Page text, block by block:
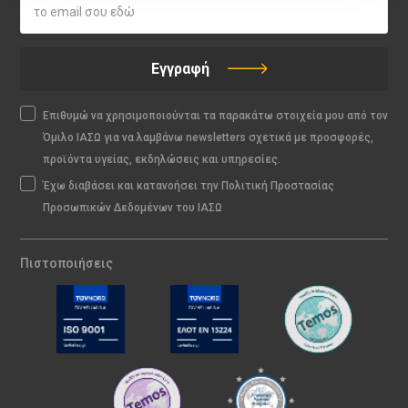
Εγγραφή
Επιθυμώ να χρησιμοποιούνται τα παρακάτω στοιχεία μου από τον
Όμιλο ΙΑΣΩ για να λαμβάνω newsletters σχετικά με προσφορές,
προϊόντα υγείας, εκδηλώσεις και υπηρεσίες.
Έχω διαβάσει και κατανοήσει την Πολιτική Προστασίας
Προσωπικών Δεδομένων του ΙΑΣΩ
Πιστοποιήσεις